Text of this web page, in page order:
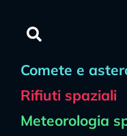
Comete e
Rifiuti spaziali
Meteorologia